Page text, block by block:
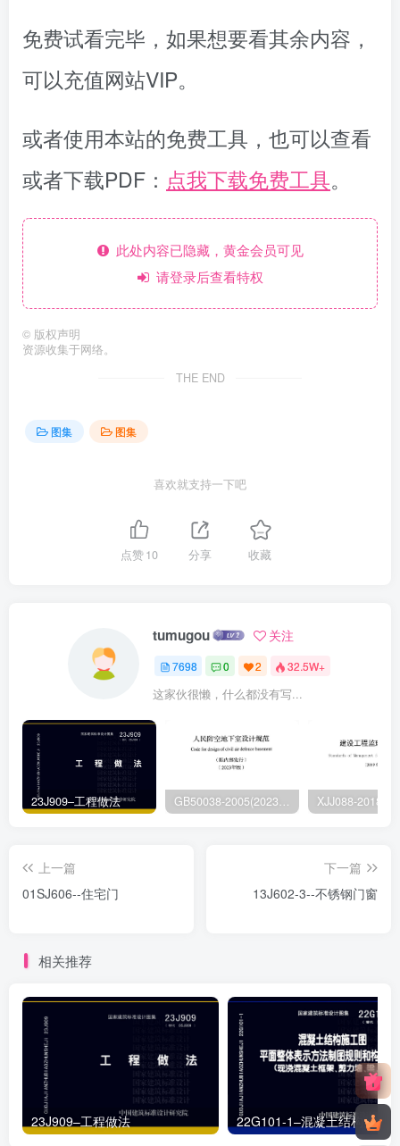
免费试看完毕，如果想要看其余内容，
可以充值网站VIP。
或者使用本站的免费工具，也可以查看
或者下载PDF： 点我下载免费工具。
此处内容已隐藏，黄金会员可见
请登录后查看特权
© 版权声明
资源收集于网络。
THE END
图集 图集
喜欢就支持一下吧
点赞10 分享 收藏
tumugou 关注
7698 0 2 32.5W+
这家伙很懒，什么都没有写...
23J909–工程做法 GB50038-2005(2023版)–人民防空地下室设计规范
上一篇
01SJ606--住宅门
下一篇
13J602-3--不锈钢门窗
相关推荐
23J909–工程做法